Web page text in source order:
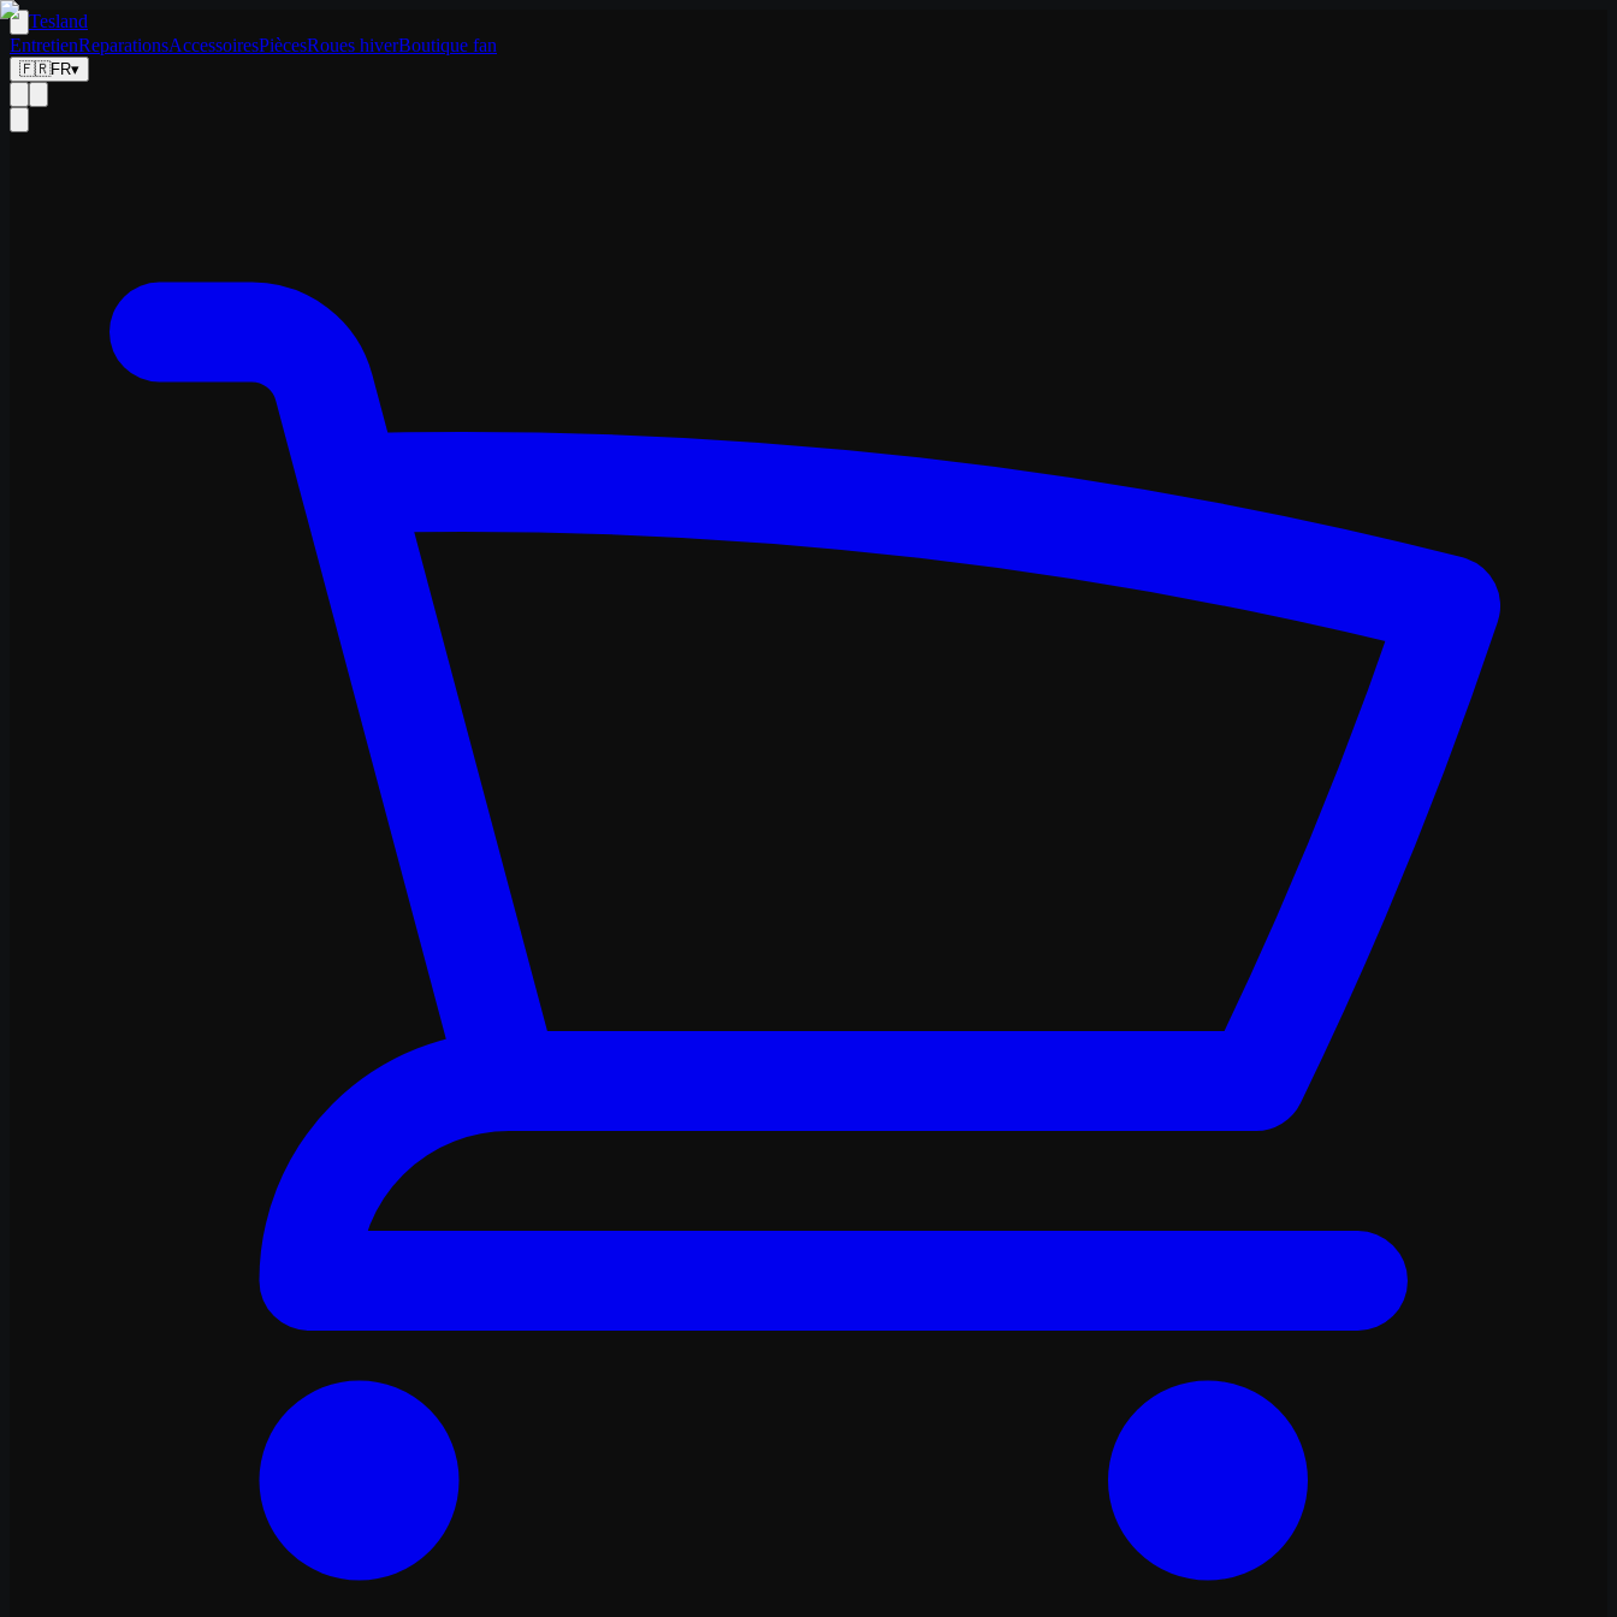
Tesland
EntretienReparationsAccessoiresPiècesRoues hiverBoutique fan
🇫🇷FR▾